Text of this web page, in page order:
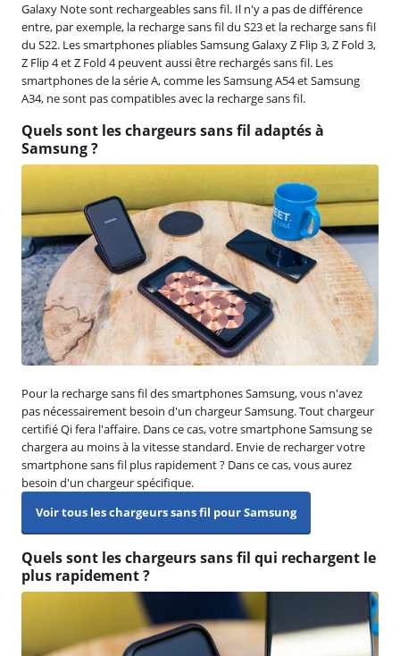
Galaxy Note sont rechargeables sans fil. Il n'y a pas de différence
entre, par exemple, la recharge sans fil du S23 et la recharge sans fil
du S22. Les smartphones pliables Samsung Galaxy Z Flip 3, Z Fold 3,
Z Flip 4 et Z Fold 4 peuvent aussi être rechargés sans fil. Les
smartphones de la série A, comme les Samsung A54 et Samsung
A34, ne sont pas compatibles avec la recharge sans fil.
Quels sont les chargeurs sans fil adaptés à
Samsung ?
Pour la recharge sans fil des smartphones Samsung, vous n'avez
pas nécessairement besoin d'un chargeur Samsung. Tout chargeur
certifié Qi fera l'affaire. Dans ce cas, votre smartphone Samsung se
chargera au moins à la vitesse standard. Envie de recharger votre
smartphone sans fil plus rapidement ? Dans ce cas, vous aurez
besoin d'un chargeur spécifique.
Voir tous les chargeurs sans fil pour Samsung
Quels sont les chargeurs sans fil qui rechargent le
plus rapidement ?